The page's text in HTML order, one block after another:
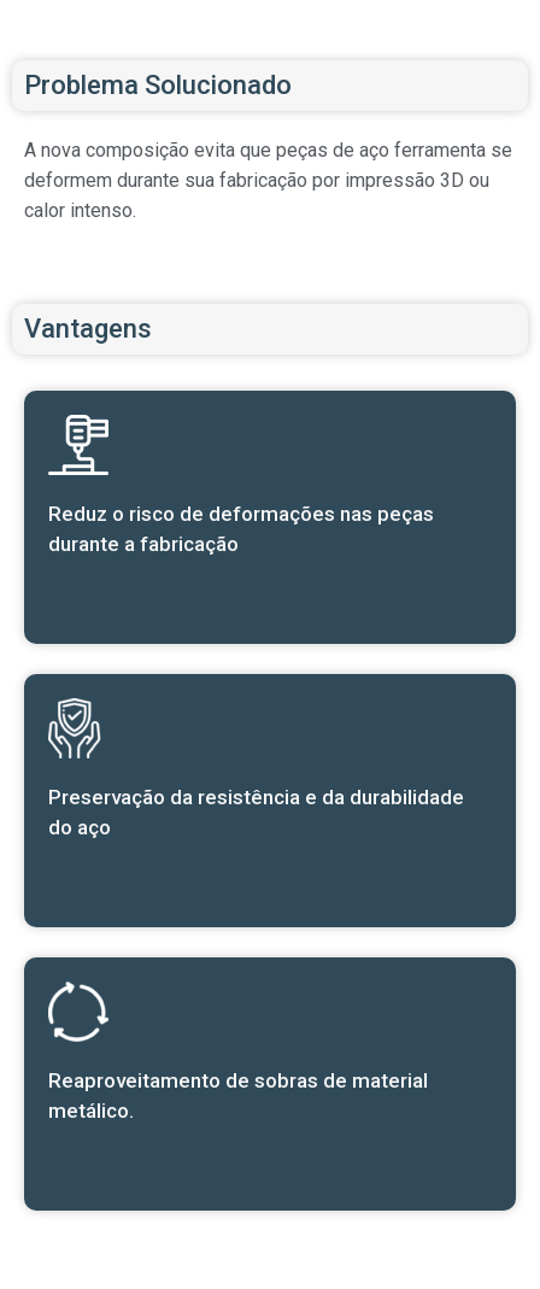
Problema Solucionado
A nova composição evita que peças de aço ferramenta se
deformem durante sua fabricação por impressão 3D ou
calor intenso.
Vantagens
Reduz o risco de deformações nas peças
durante a fabricação
Preservação da resistência e da durabilidade
do aço
Reaproveitamento de sobras de material
metálico.